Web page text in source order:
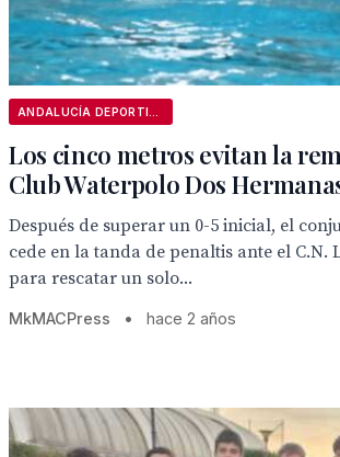
Los cinco metros evitan la
Club Waterpolo Dos
Después de superar un 0-5 inicial, el
cede en la tanda de penaltis ante el C.N.
para rescatar un solo...
MkMACPress • hace 2 años